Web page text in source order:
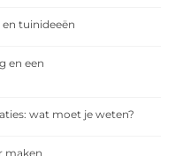
tuinideeën
en een
wat moet je weten?
maken